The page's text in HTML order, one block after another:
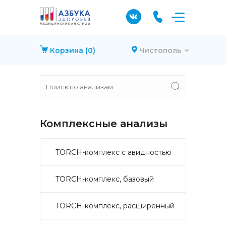
Корзина (0) Чистополь
Комплексные анализы
TORCH-комплекс с авидностью
TORCH-комплекс, базовый
TORCH-комплекс, расширенный